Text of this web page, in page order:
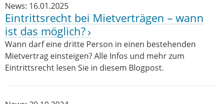
News: 16.01.2025
Eintrittsrecht bei Mietverträgen – wann
ist das möglich?
Wann darf eine dritte Person in einen bestehenden
Mietvertrag einsteigen? Alle Infos und mehr zum
Eintrittsrecht lesen Sie in diesem Blogpost.